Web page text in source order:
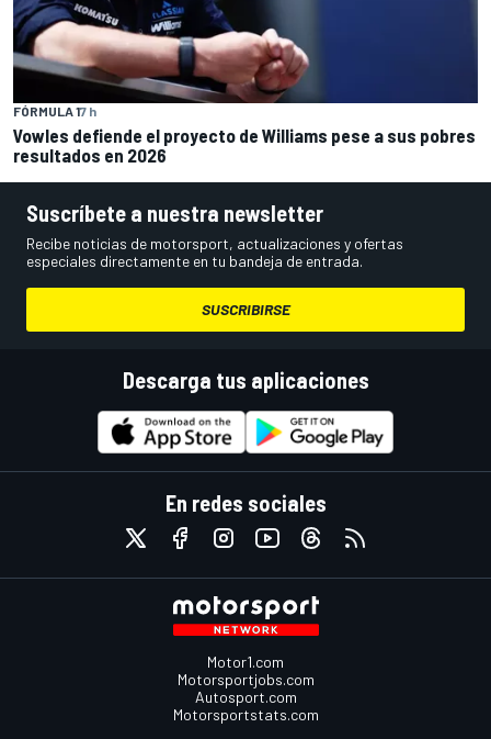
FÓRMULA 17 h
Vowles defiende el proyecto de Williams pese a sus pobres
resultados en 2026
Suscríbete a nuestra newsletter
Recibe noticias de motorsport, actualizaciones y ofertas
especiales directamente en tu bandeja de entrada.
SUSCRIBIRSE
Descarga tus aplicaciones
En redes sociales
Motor1.com
Motorsportjobs.com
Autosport.com
Motorsportstats.com